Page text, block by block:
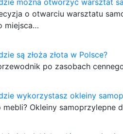
o otwarciu warsztatu
miejsca…
są złoża złota w Polsce?
po zasobach
wykorzystasz okleiny
Okleiny samoprzylepne